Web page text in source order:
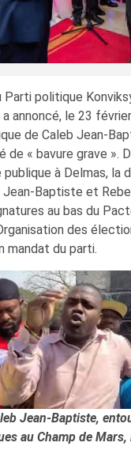
Parti politique
a annoncé, le 23
de Caleb Jean-
de « bavure grave ».
à Delmas, la
Jean-Baptiste et
au bas du
des
mandat du parti.
Jean-Baptiste,
au Champ de